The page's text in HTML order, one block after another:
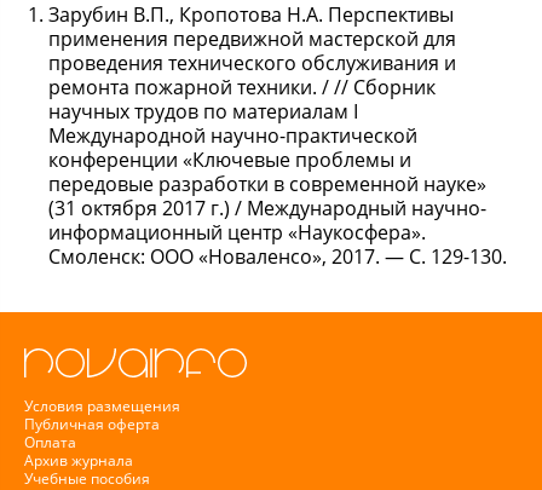
Зарубин В.П., Кропотова Н.А. Перспективы
применения передвижной мастерской для
проведения технического обслуживания и
ремонта пожарной техники. / // Сборник
научных трудов по материалам I
Международной научно-практической
конференции «Ключевые проблемы и
передовые разработки в современной науке»
(31 октября 2017 г.) / Международный научно-
информационный центр «Наукосфера».
Смоленск: ООО «Новаленсо», 2017. — С. 129-130.
Условия размещения
Публичная оферта
Оплата
Архив журнала
Учебные пособия